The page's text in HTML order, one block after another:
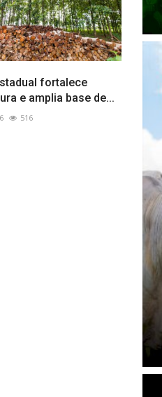
fortalece
e amplia base de...
516